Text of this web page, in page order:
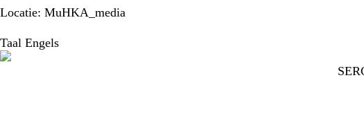
Locatie: MuHKA_media
Taal Engels